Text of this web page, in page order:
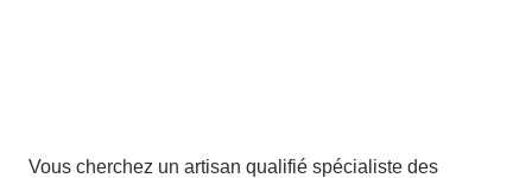
Vous cherchez un artisan qualifié spécialiste des